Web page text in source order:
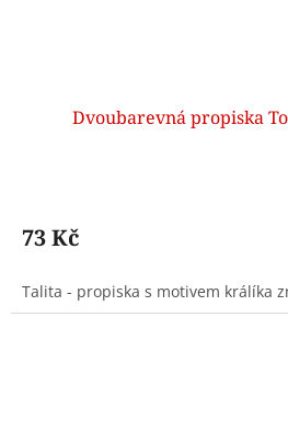
Dvoubarevná propiska
73 Kč
Talita - propiska s motivem králíka